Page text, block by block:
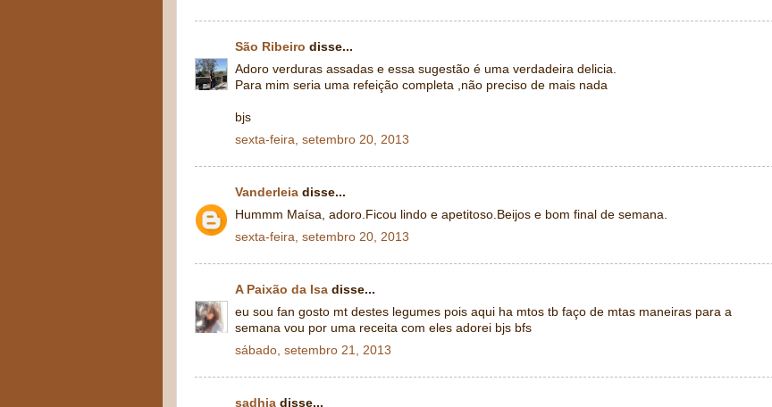
São Ribeiro disse...
Adoro verduras assadas e essa sugestão é uma verdadeira delicia.
Para mim seria uma refeição completa ,não preciso de mais nada
bjs
sexta-feira, setembro 20, 2013
Vanderleia disse...
Hummm Maísa, adoro.Ficou lindo e apetitoso.Beijos e bom final de semana.
sexta-feira, setembro 20, 2013
A Paixão da Isa disse...
eu sou fan gosto mt destes legumes pois aqui ha mtos tb faço de mtas maneiras para a
semana vou por uma receita com eles adorei bjs bfs
sábado, setembro 21, 2013
sadhia disse...